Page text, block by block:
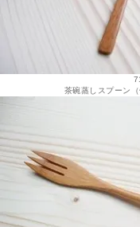
茶碗蒸しスプーン